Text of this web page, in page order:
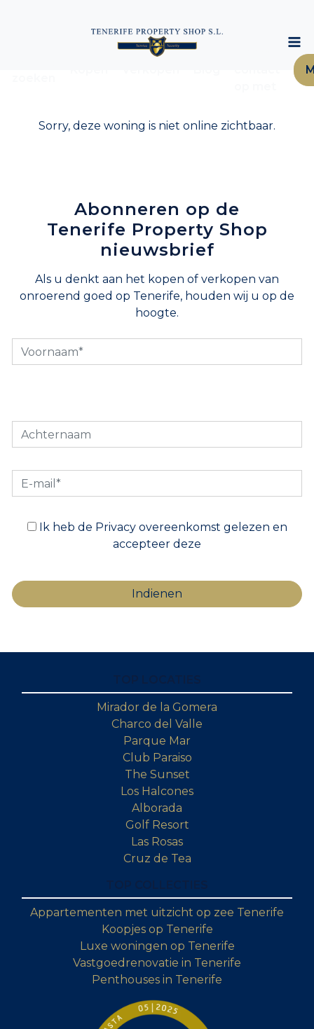
Sorry, deze woning is niet online zichtbaar.
Abonneren op de
Tenerife Property Shop
nieuwsbrief
Als u denkt aan het kopen of verkopen van
onroerend goed op Tenerife, houden wij u op de
hoogte.
Ik heb de Privacy overeenkomst gelezen en
accepteer deze
Mirador de la Gomera
Charco del Valle
Parque Mar
Club Paraiso
The Sunset
Los Halcones
Alborada
Golf Resort
Las Rosas
Cruz de Tea
Appartementen met uitzicht op zee Tenerife
Koopjes op Tenerife
Luxe woningen op Tenerife
Vastgoedrenovatie in Tenerife
Penthouses in Tenerife